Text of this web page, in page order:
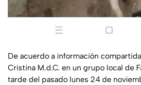
De acuerdo a información
Cristina M.d.C. en un grupo local de
tarde del pasado lunes 24 de